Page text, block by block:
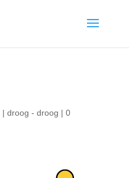
| droog - droog | 0